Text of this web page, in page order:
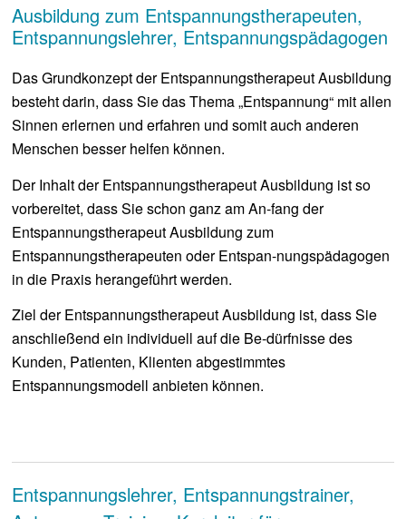
Ausbildung zum Entspannungstherapeuten,
Entspannungslehrer, Entspannungspädagogen
Das Grundkonzept der Entspannungstherapeut Ausbildung
besteht darin, dass Sie das Thema „Entspannung“ mit allen
Sinnen erlernen und erfahren und somit auch anderen
Menschen besser helfen können.
Der Inhalt der Entspannungstherapeut Ausbildung ist so
vorbereitet, dass Sie schon ganz am An-fang der
Entspannungstherapeut Ausbildung zum
Entspannungstherapeuten oder Entspan-nungspädagogen
in die Praxis herangeführt werden.
Ziel der Entspannungstherapeut Ausbildung ist, dass Sie
anschließend ein individuell auf die Be-dürfnisse des
Kunden, Patienten, Klienten abgestimmtes
Entspannungsmodell anbieten können.
Entspannungslehrer, Entspannungstrainer,